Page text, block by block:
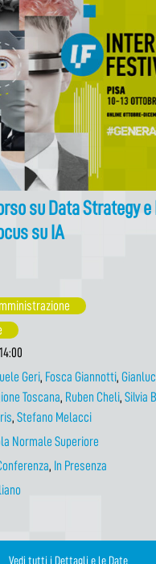
su Data Strategy e
su IA
Geri, Fosca Giannotti,
Toscana, Ruben Cheli, Silvia
, Stefano Melacci
Normale Superiore
, In Presenza
Vedi tutti i Dettagli e le Date